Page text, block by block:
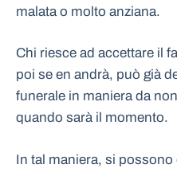
malata o molto anziana.
Chi riesce ad accettare il
poi se en andrà, può già
funerale in maniera da
quando sarà il momento.
In tal maniera, si